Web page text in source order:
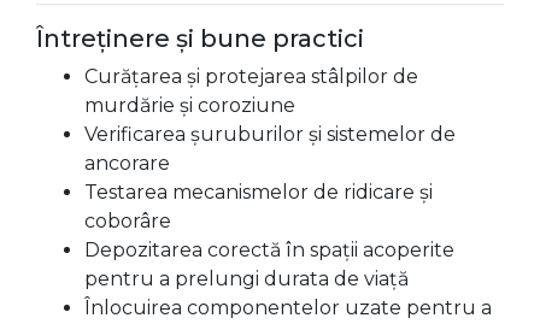
Întreținere și bune practici
Curățarea și protejarea stâlpilor de
murdărie și coroziune
Verificarea șuruburilor și sistemelor de
ancorare
Testarea mecanismelor de ridicare și
coborâre
Depozitarea corectă în spații acoperite
pentru a prelungi durata de viață
Înlocuirea componentelor uzate pentru a